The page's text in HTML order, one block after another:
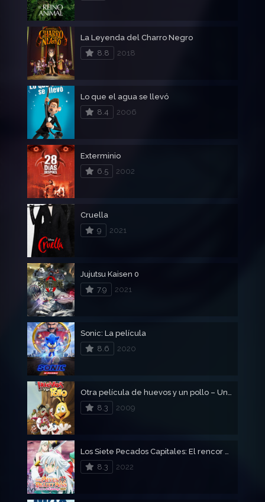
La Leyenda del Charro Negro
8.8
2018
Lo que el agua se llevó
8.4
2006
Exterminio
6.5
2002
Cruella
9
2021
Jujutsu Kaisen 0
7.9
2021
Sonic: La película
8.6
2020
Otra película de huevos y un pollo – Una pelicula de huevos 2
8.3
2009
Los Siete Pecados Capitales: El rencor de Edimburgo – Parte 1 – The Seven Deadly Sins: El rencor de Edimburgo (Parte 1)
8.3
2022